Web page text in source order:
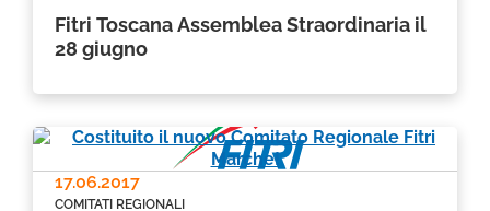
Fitri Toscana Assemblea Straordinaria il
28 giugno
17.06.2017
COMITATI REGIONALI